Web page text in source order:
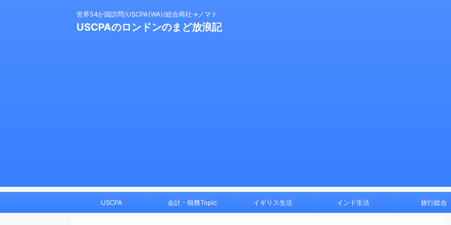
世界54か国訪問/USCPA(WA)/総合商社→ノマド
USCPAのロンドンのまど放浪記
USCPA 会計・税務Topic イギリス生活 インド生活 旅行総合